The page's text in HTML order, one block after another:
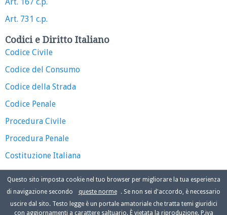
Art. 167 c.p.
Art. 731 c.p.
Codici e Diritto Italiano
Codice Civile
Codice del Consumo
Codice della Strada
Codice Penale
Procedura Civile
Procedura Penale
Costituzione Italiana
Questo sito imposta cookie nel tuo browser per migliorare la tua esperienza
di navigazione secondo
queste norme
. Se non sei d'accordo, è necessario
uscire dal sito. Testo legge è un portale amatoriale che tratta temi giuridici
con aggiornamenti a carattere saltuario. È vietata la riproduzione. P.iva